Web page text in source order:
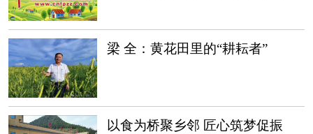
梁 全：黄花田里的“耕耘者”
以食为桥聚乡邻 匠心筑梦促振